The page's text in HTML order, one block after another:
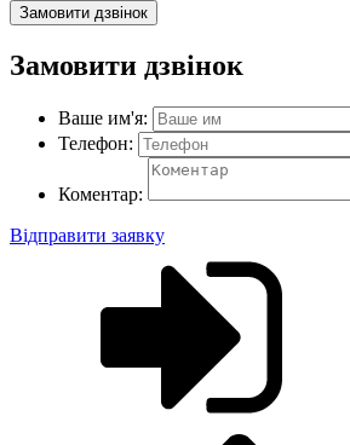
Замовити дзвінок
Замовити дзвінок
Ваше им'я:
Телефон:
Коментар:
Відправити заявку